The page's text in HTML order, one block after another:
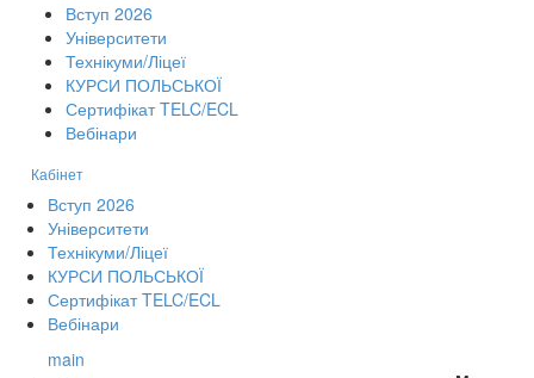
Вступ 2026
Університети
Технікуми/Ліцеї
КУРСИ ПОЛЬСЬКОЇ
Сертифікат TELC/ECL
Вебінари
Кабінет
Вступ 2026
Університети
Технікуми/Ліцеї
КУРСИ ПОЛЬСЬКОЇ
Сертифікат TELC/ECL
Вебінари
main